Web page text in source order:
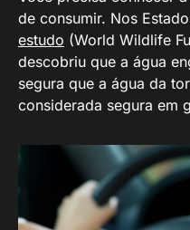
de consumir. Nos
estudo (World Wildlife
descobriu que a água
segura que a água da
considerada segura em